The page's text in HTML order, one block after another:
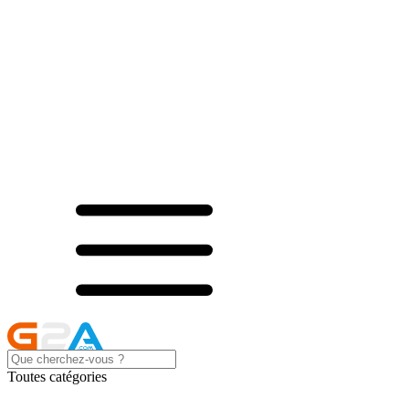
Toutes catégories